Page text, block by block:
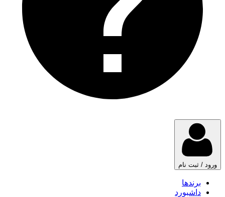
ورود / ثبت نام
برندها
داشبورد